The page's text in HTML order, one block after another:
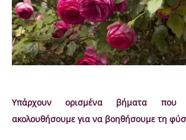
Υπάρχουν ορισμένα βήματα
ακολουθήσουμε για να βοηθήσουμε τη